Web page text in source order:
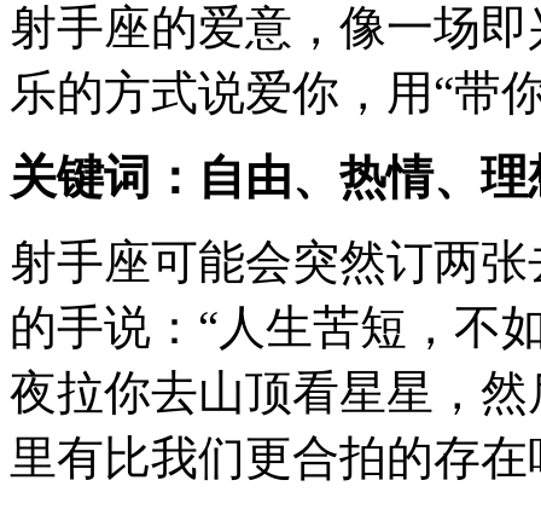
射手座的爱意，像一场
乐的方式说爱你，用“带
关键词：自由、热情、
射手座可能会突然订两
的手说：“人生苦短，不
夜拉你去山顶看星星，
里有比我们更合拍的存在